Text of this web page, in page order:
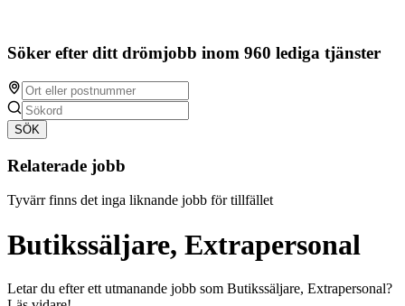
Söker efter ditt drömjobb inom 960 lediga tjänster
SÖK
Relaterade jobb
Tyvärr finns det inga liknande jobb för tillfället
Butikssäljare, Extrapersonal
Letar du efter ett utmanande jobb som Butikssäljare, Extrapersonal?